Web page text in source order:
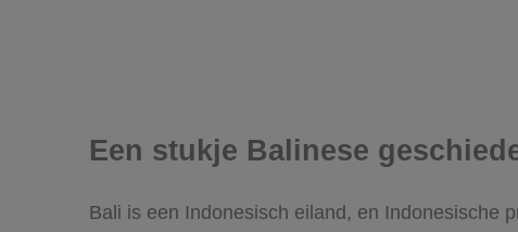
Een stukje Balinese
Bali is een Indonesisch eiland, en Indonesische